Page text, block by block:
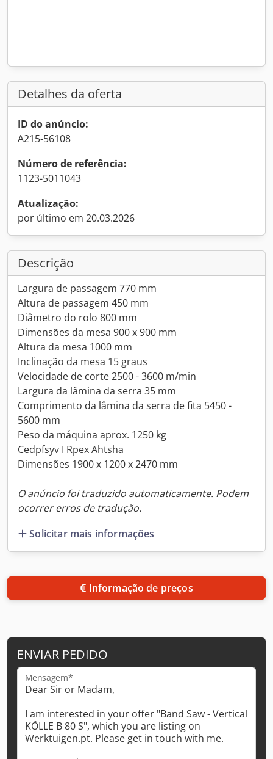
Detalhes da oferta
ID do anúncio:
A215-56108
Número de referência:
1123-5011043
Atualização:
por último em 20.03.2026
Descrição
Largura de passagem 770 mm
Altura de passagem 450 mm
Diâmetro do rolo 800 mm
Dimensões da mesa 900 x 900 mm
Altura da mesa 1000 mm
Inclinação da mesa 15 graus
Velocidade de corte 2500 - 3600 m/min
Largura da lâmina da serra 35 mm
Comprimento da lâmina da serra de fita 5450 -
5600 mm
Peso da máquina aprox. 1250 kg
Cedpfsyv I Rpex Ahtsha
Dimensões 1900 x 1200 x 2470 mm
O anúncio foi traduzido automaticamente. Podem
ocorrer erros de tradução.
Solicitar mais informações
Informação de preços
ENVIAR PEDIDO
Mensagem*